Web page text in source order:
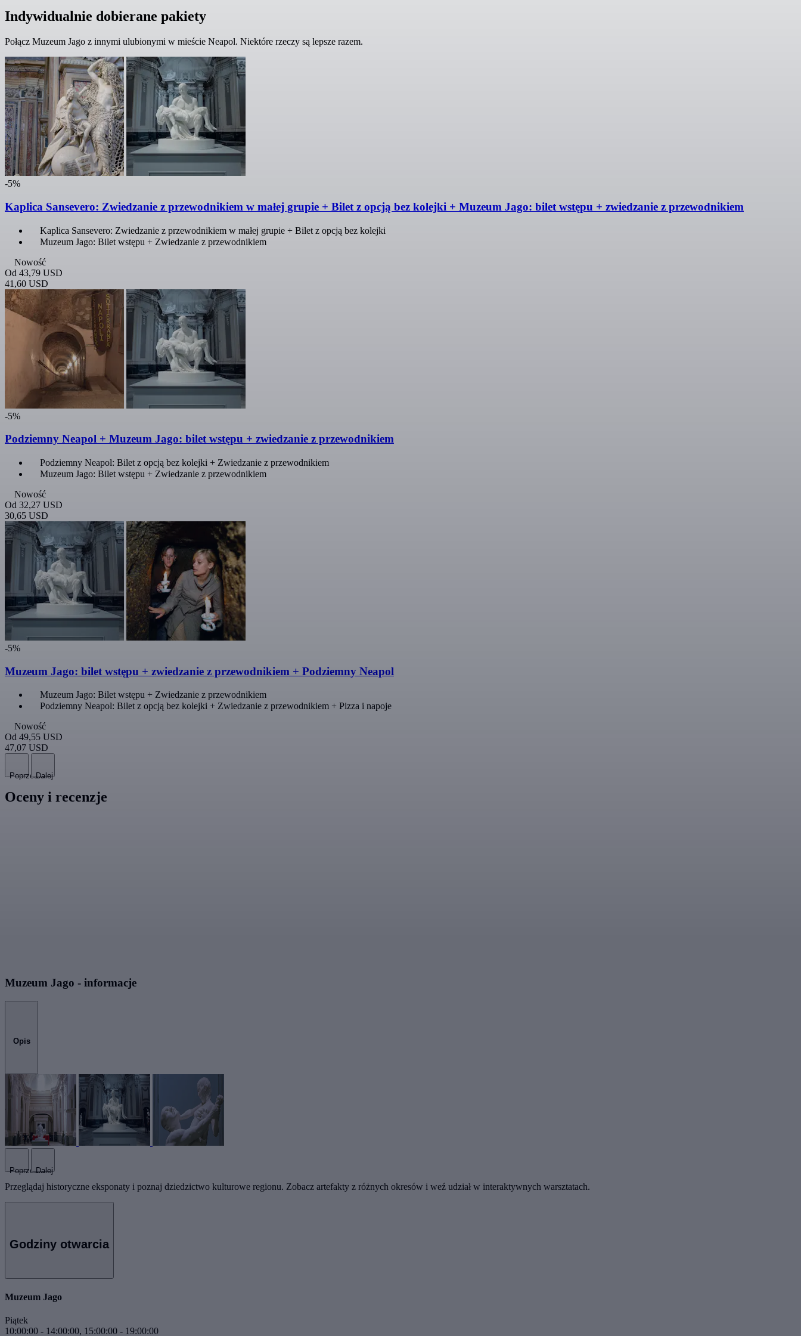
Indywidualnie dobierane pakiety
Połącz Muzeum Jago z innymi ulubionymi w mieście Neapol. Niektóre rzeczy są lepsze razem.
-5%
Kaplica Sansevero: Zwiedzanie z przewodnikiem w małej grupie + Bilet z opcją bez kolejki + Muzeum Jago: bilet wstępu + zwiedzanie z przewodnikiem
Kaplica Sansevero: Zwiedzanie z przewodnikiem w małej grupie + Bilet z opcją bez kolejki
Muzeum Jago: Bilet wstępu + Zwiedzanie z przewodnikiem
Nowość
Od 43,79 USD
41,60 USD
-5%
Podziemny Neapol + Muzeum Jago: bilet wstępu + zwiedzanie z przewodnikiem
Podziemny Neapol: Bilet z opcją bez kolejki + Zwiedzanie z przewodnikiem
Muzeum Jago: Bilet wstępu + Zwiedzanie z przewodnikiem
Nowość
Od 32,27 USD
30,65 USD
-5%
Muzeum Jago: bilet wstępu + zwiedzanie z przewodnikiem + Podziemny Neapol
Muzeum Jago: Bilet wstępu + Zwiedzanie z przewodnikiem
Podziemny Neapol: Bilet z opcją bez kolejki + Zwiedzanie z przewodnikiem + Pizza i napoje
Nowość
Od 49,55 USD
47,07 USD
PoprzedniDalej
Oceny i recenzje
Muzeum Jago - informacje
Opis
PoprzedniDalej
Przeglądaj historyczne eksponaty i poznaj dziedzictwo kulturowe regionu. Zobacz artefakty z różnych okresów i weź udział w interaktywnych warsztatach.
Godziny otwarcia
Muzeum Jago
Piątek
10:00:00 - 14:00:00, 15:00:00 - 19:00:00